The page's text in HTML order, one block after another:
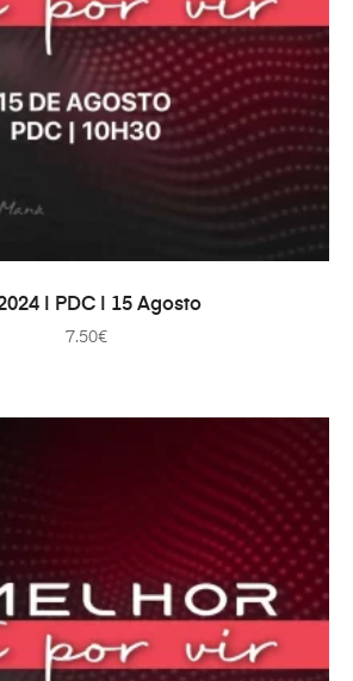
ADICIONAR
| PDC | 15 Agosto
7.50€